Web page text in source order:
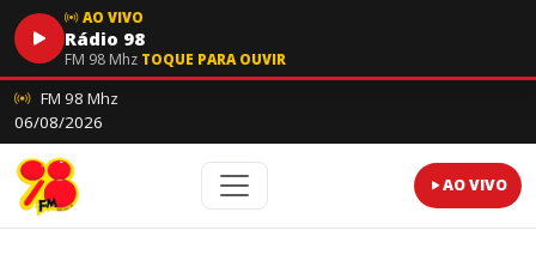
AO VIVO
Rádio 98
FM 98 Mhz TOQUE PARA OUVIR
FM 98 Mhz
06/08/2026
AO VIVO